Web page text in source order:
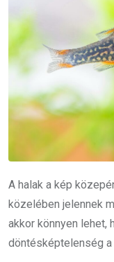
A halak a kép
közelében jelennek
akkor könnyen lehet,
döntésképtelenség a